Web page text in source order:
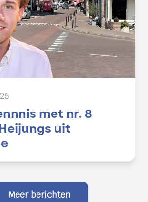
met nr. 8
uit
Meer berichten